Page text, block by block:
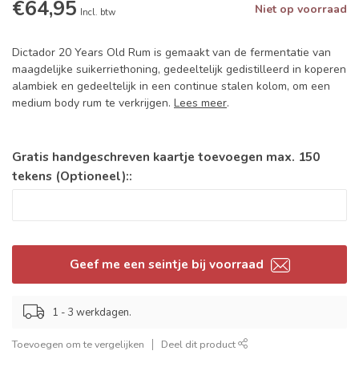
€64,95 Incl. btw Niet op voorraad
Dictador 20 Years Old Rum is gemaakt van de fermentatie van
maagdelijke suikerriethoning, gedeeltelijk gedistilleerd in koperen
alambiek en gedeeltelijk in een continue stalen kolom, om een
medium body rum te verkrijgen. Lees meer.
Gratis handgeschreven kaartje toevoegen max. 150
tekens (Optioneel)::
Geef me een seintje bij voorraad
1 - 3 werkdagen.
Toevoegen om te vergelijken Deel dit product